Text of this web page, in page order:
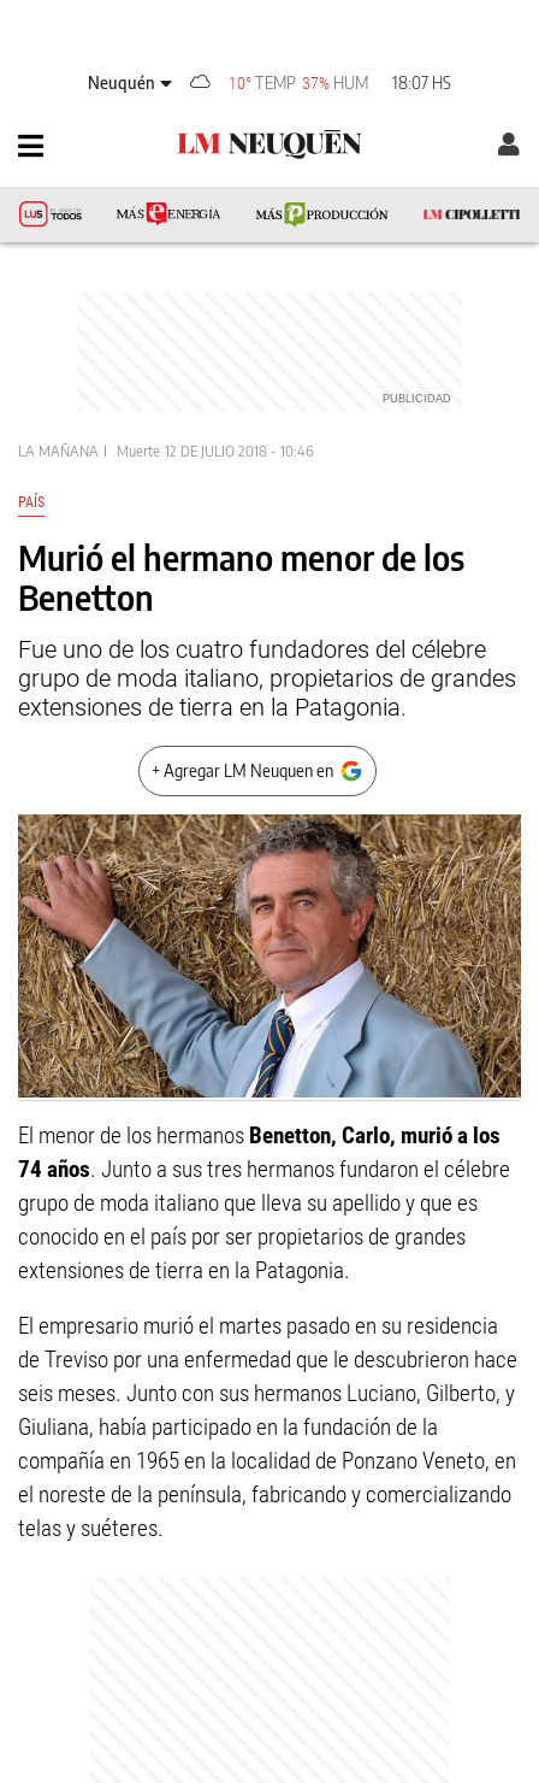
Neuquén 10° TEMP 37% HUM 18:07 HS
LA MAÑANA Muerte 12 DE JULIO 2018 - 10:46
PAÍS
Murió el hermano menor de los
Benetton
Fue uno de los cuatro fundadores del célebre
grupo de moda italiano, propietarios de grandes
extensiones de tierra en la Patagonia.
+ Agregar LM Neuquen en
El menor de los hermanos Benetton, Carlo, murió a los
74 años. Junto a sus tres hermanos fundaron el célebre
grupo de moda italiano que lleva su apellido y que es
conocido en el país por ser propietarios de grandes
extensiones de tierra en la Patagonia.
El empresario murió el martes pasado en su residencia
de Treviso por una enfermedad que le descubrieron hace
seis meses. Junto con sus hermanos Luciano, Gilberto, y
Giuliana, había participado en la fundación de la
compañía en 1965 en la localidad de Ponzano Veneto, en
el noreste de la península, fabricando y comercializando
telas y suéteres.